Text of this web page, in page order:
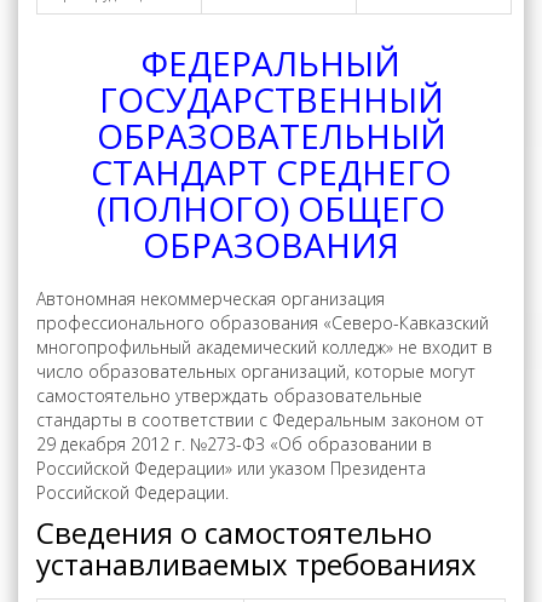
ФЕДЕРАЛЬНЫЙ
ГОСУДАРСТВЕННЫЙ
ОБРАЗОВАТЕЛЬНЫЙ
СТАНДАРТ СРЕДНЕГО
(ПОЛНОГО) ОБЩЕГО
ОБРАЗОВАНИЯ
Автономная некоммерческая организация
профессионального образования «Северо-Кавказский
многопрофильный академический колледж» не входит в
число образовательных организаций, которые могут
самостоятельно утверждать образовательные
стандарты в соответствии с Федеральным законом от
29 декабря 2012 г. №273-ФЗ «Об образовании в
Российской Федерации» или указом Президента
Российской Федерации.
Сведения о самостоятельно
устанавливаемых требованиях